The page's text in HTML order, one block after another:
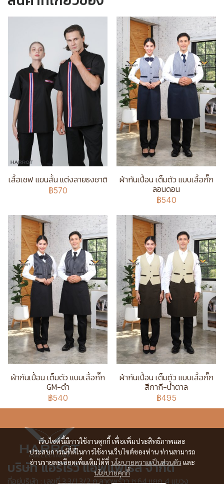
เสื้อเชฟ แขนสั้น แต่งลายธงชาติ
฿570
ผ้ากันเปื้อน เต็มตัว แบบเสื้อกั๊ก
ลอนดอน
฿540
ผ้ากันเปื้อน เต็มตัว แบบเสื้อกั๊ก
GM-ดำ
฿540
ผ้ากันเปื้อน เต็มตัว แบบเสื้อกั๊ก
สีกากี-น้ำตาล
฿495
เว็บไซต์นี้มีการใช้งานคุกกี้ เพื่อเพิ่มประสิทธิภาพและ
ประสบการณ์ที่ดีในการใช้งานเว็บไซต์ของท่าน ท่านสามารถ
อ่านรายละเอียดเพิ่มเติมได้ที่ นโยบายความเป็นส่วนตัว และ
นโยบายคุกกี้
บริษัท แอร์โรว์ แอพแพเรล จำกัด
ที่อยู่บริษัท : เลขที่ 3,3/1,3/2 ก.ลาดพร้าว ซ.64 แยก 4 แขวง